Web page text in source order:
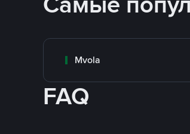
Mvola
FAQ